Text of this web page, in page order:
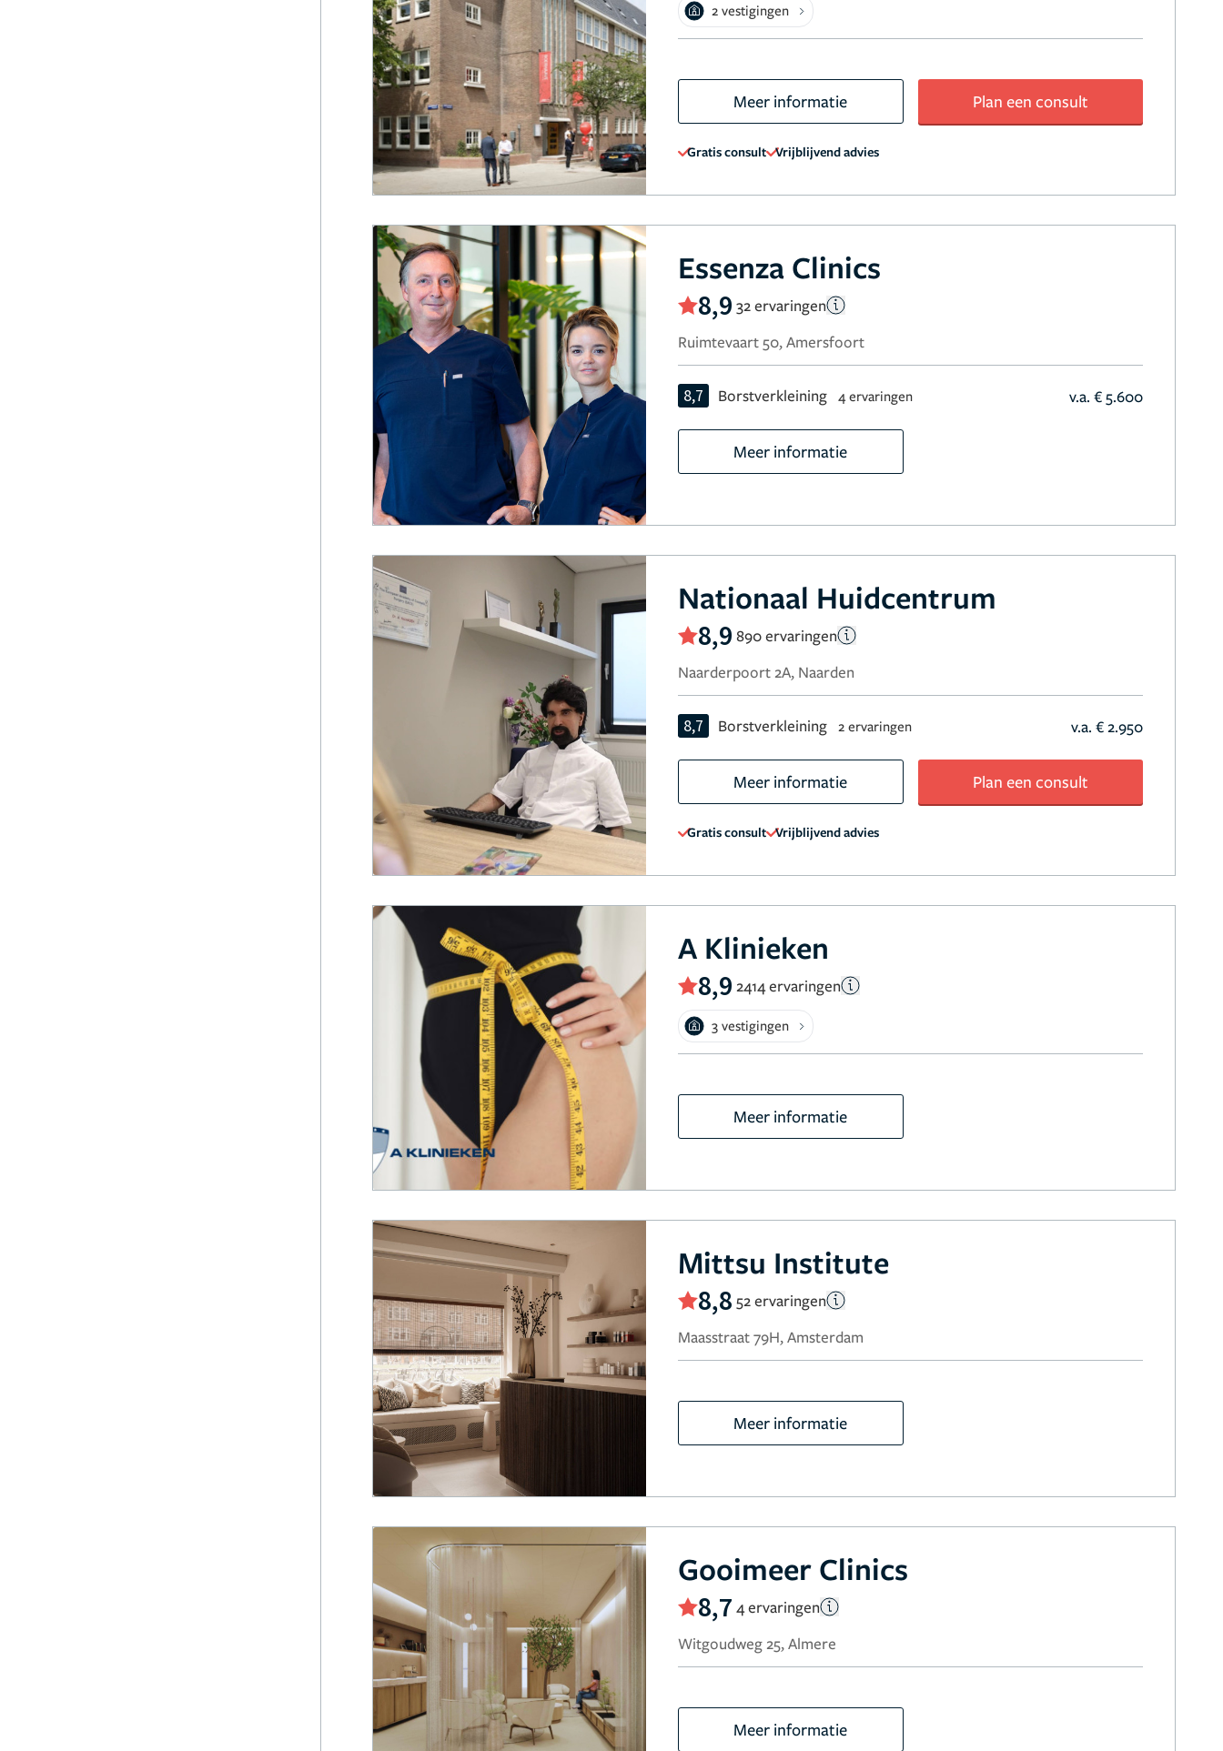
2 vestigingen
Meer informatie Plan een consult
Gratis consult Vrijblijvend advies
Essenza Clinics
8,9 32 ervaringen
Ruimtevaart 50, Amersfoort
8,7 Borstverkleining 4 ervaringen v.a. € 5.600
Meer informatie
Nationaal Huidcentrum
8,9 890 ervaringen
Naarderpoort 2A, Naarden
8,7 Borstverkleining 2 ervaringen v.a. € 2.950
Meer informatie Plan een consult
Gratis consult Vrijblijvend advies
A Klinieken
8,9 2414 ervaringen
3 vestigingen
Meer informatie
Mittsu Institute
8,8 52 ervaringen
Maasstraat 79H, Amsterdam
Meer informatie
Gooimeer Clinics
8,7 4 ervaringen
Witgoudweg 25, Almere
Meer informatie